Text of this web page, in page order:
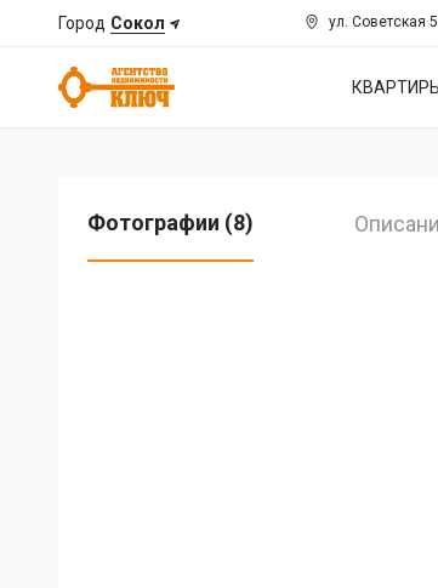
Город Сокол ул. Советская
КВАРТИРЫ
Фотографии (8)